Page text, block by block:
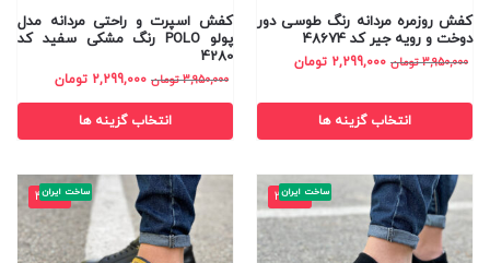
کفش روزمره مردانه رنگ طوسی دور
دوخت و رویه جیر کد 48674
3,950,000 تومان 2,299,000 تومان
انتخاب گزینه ها
کفش اسپرت و راحتی مردانه مدل
پولو POLO رنگ مشکی سفید کد
4280
3,950,000 تومان 2,299,000 تومان
انتخاب گزینه ها
ساخت ایران -42%
ساخت ایران